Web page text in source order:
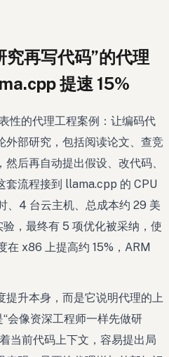
再写代码”的代理
提速 15%
性的代理工程案例：让编码代
外部研究，包括阅读论文、查竞
后再自动提出假设、改代码、
套流程接到 llama.cpp 的 CPU
、4 台云主机、总成本约 29 美
，最终有 5 项优化被采纳，使
x86 上提高约 15%，ARM
提升本身，而是它说明代理的上
会像资深工程师一样先做研
当前代码上下文，容易提出局